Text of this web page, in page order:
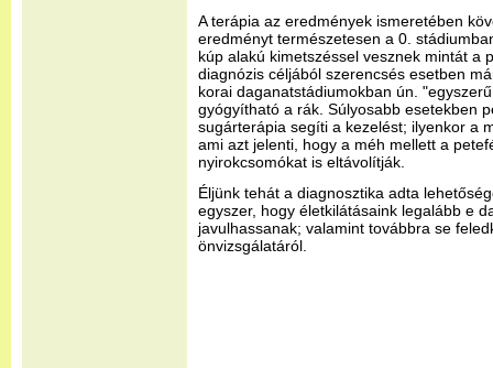
A terápia az eredmények ismeretében
eredményt természetesen a 0.
kúp alakú kimetszéssel vesznek mintát a
diagnózis céljából szerencsés esetben
korai daganatstádiumokban ún.
gyógyítható a rák. Súlyosabb esetekben
sugárterápia segíti a kezelést; ilyenkor a
ami azt jelenti, hogy a méh mellett a
nyirokcsomókat is eltávolítják.
Éljünk tehát a diagnosztika adta
egyszer, hogy életkilátásaink legalább e
javulhassanak; valamint továbbra se
önvizsgálatáról.